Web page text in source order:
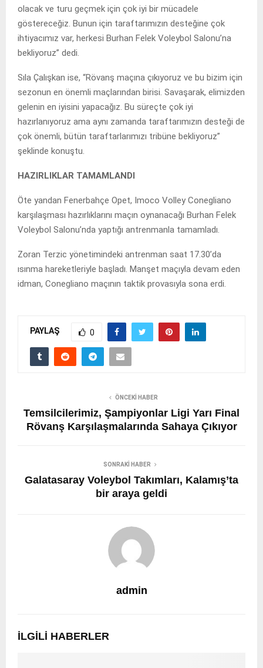
olacak ve turu geçmek için çok iyi bir mücadele
göstereceğiz. Bunun için taraftarımızın desteğine çok
ihtiyacımız var, herkesi Burhan Felek Voleybol Salonu’na
bekliyoruz” dedi.
Sıla Çalışkan ise, “Rövanş maçına çıkıyoruz ve bu bizim için
sezonun en önemli maçlarından birisi. Savaşarak, elimizden
gelenin en iyisini yapacağız. Bu süreçte çok iyi
hazırlanıyoruz ama aynı zamanda taraftarımızın desteği de
çok önemli, bütün taraftarlarımızı tribüne bekliyoruz”
şeklinde konuştu.
HAZIRLIKLAR TAMAMLANDI
Öte yandan Fenerbahçe Opet, Imoco Volley Conegliano
karşılaşması hazırlıklarını maçın oynanacağı Burhan Felek
Voleybol Salonu’nda yaptığı antrenmanla tamamladı.
Zoran Terzic yönetimindeki antrenman saat 17.30’da
ısınma hareketleriyle başladı. Manşet maçıyla devam eden
idman, Conegliano maçının taktik provasıyla sona erdi.
PAYLAŞ 0
ÖNCEKI HABER
Temsilcilerimiz, Şampiyonlar Ligi Yarı Final
Rövanş Karşılaşmalarında Sahaya Çıkıyor
SONRAKI HABER
Galatasaray Voleybol Takımları, Kalamış’ta
bir araya geldi
admin
İLGILI HABERLER